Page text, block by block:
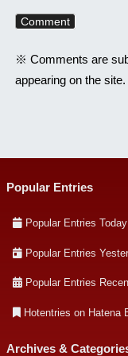
※ Comments are
appearing on the site.
Popular Entries
Popular Entries Today
Popular Entries
Popular Entries
Hotentries on Hatena
Archives &